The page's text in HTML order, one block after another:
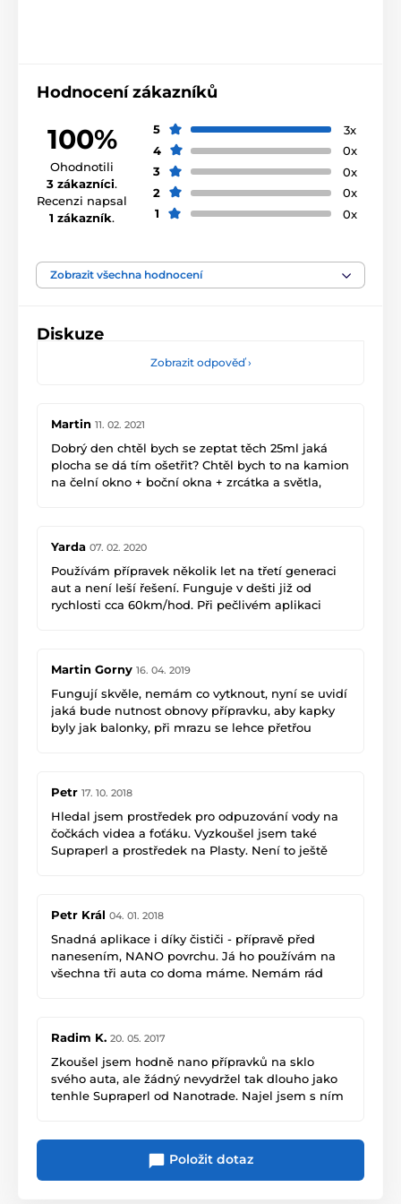
Hodnocení zákazníků
100%
Ohodnotili
3 zákazníci.
Recenzi napsal
1 zákazník.
5
3x
4
0x
3
0x
2
0x
1
0x
Zobrazit všechna hodnocení
Diskuze
Zobrazit odpověď›
Martin 11. 02. 2021
Dobrý den chtěl bych se zeptat těch 25ml jaká
plocha se dá tím ošetřit? Chtěl bych to na kamion
na čelní okno + boční okna + zrcátka a světla,
Yarda 07. 02. 2020
Používám přípravek několik let na třetí generaci
aut a není leší řešení. Funguje v dešti již od
rychlosti cca 60km/hod. Při pečlivém aplikaci
Martin Gorny 16. 04. 2019
Fungují skvěle, nemám co vytknout, nyní se uvidí
jaká bude nutnost obnovy přípravku, aby kapky
byly jak balonky, při mrazu se lehce přetřou
Petr 17. 10. 2018
Hledal jsem prostředek pro odpuzování vody na
čočkách videa a foťáku. Vyzkoušel jsem také
Supraperl a prostředek na Plasty. Není to ještě
často řeším drobné kapky tak, že kameru
jednoduše ponořím do vody, než že bych se je
pokoušel utřít.
Petr Král 04. 01. 2018
Snadná aplikace i díky čističi - přípravě před
nanesením, NANO povrchu. Já ho používám na
všechna tři auta co doma máme. Nemám rád
Neřeším, jestli aplikace vydrží celý rok. Jedno za
dva až tři měsíce tedy obnovím povrch. Je to
práce na jedno auto do deseti minut a spotřeba
SUPRAPERLu je minimální. A zase mám ty krásný
Jo a v zimě to tolik nenamrzá, případně se
námraza snaz sundá dolů.
Radim K. 20. 05. 2017
Zkoušel jsem hodně nano přípravků na sklo
svého auta, ale žádný nevydržel tak dlouho jako
tenhle Supraperl od Nanotrade. Najel jsem s ním
Položit dotaz